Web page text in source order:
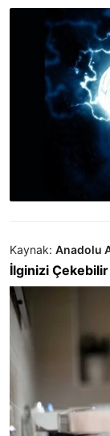
Kaynak: Anadolu